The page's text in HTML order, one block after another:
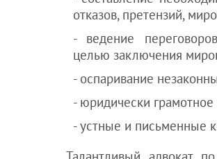
отказов, претензий,
- ведение
целью заключения
- оспаривание
- юридически
- устные и письменные